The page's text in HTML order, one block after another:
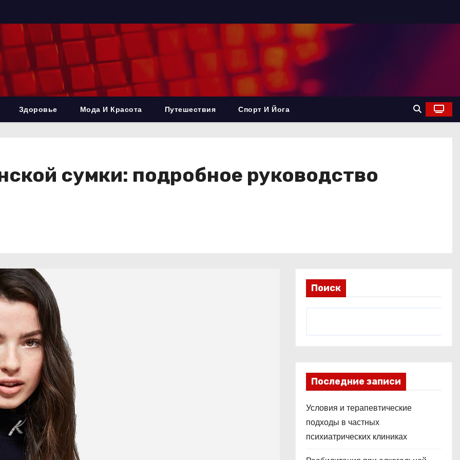
Здоровье Мода И Красота Путешествия Спорт И Йога
сумки: подробное руководство
Поиск
Последние записи
Условия и терапевтические
подходы в частных
психиатрических клиниках